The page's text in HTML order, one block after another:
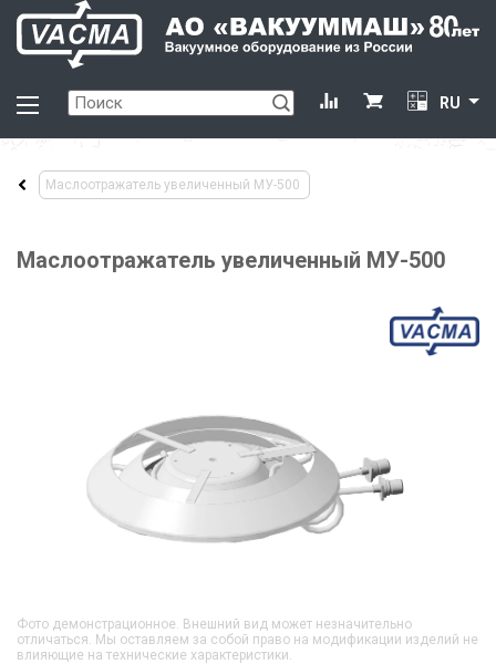
RU
Маслоотражатель увеличенный МУ-500
Маслоотражатель увеличенный МУ-500
Фото демонстрационное. Внешний вид может незначительно
отличаться. Мы оставляем за собой право на модификации изделий не
влияющие на технические характеристики.